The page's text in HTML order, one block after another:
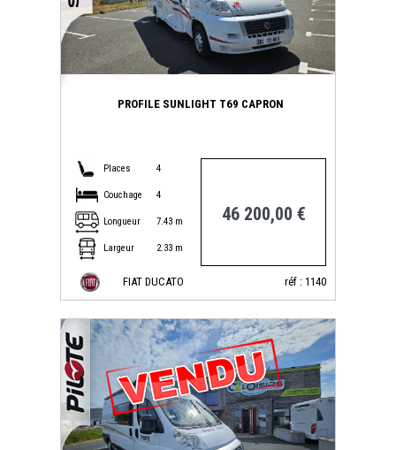
PROFILE SUNLIGHT T69 CAPRON
Places 4
Couchage 4
Longueur 7.43 m
Largeur 2.33 m
46 200,00 €
FIAT DUCATO réf : 1140